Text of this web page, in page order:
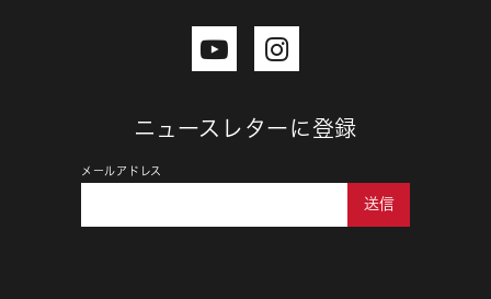
ニュースレターに登録
メールアドレス
送信